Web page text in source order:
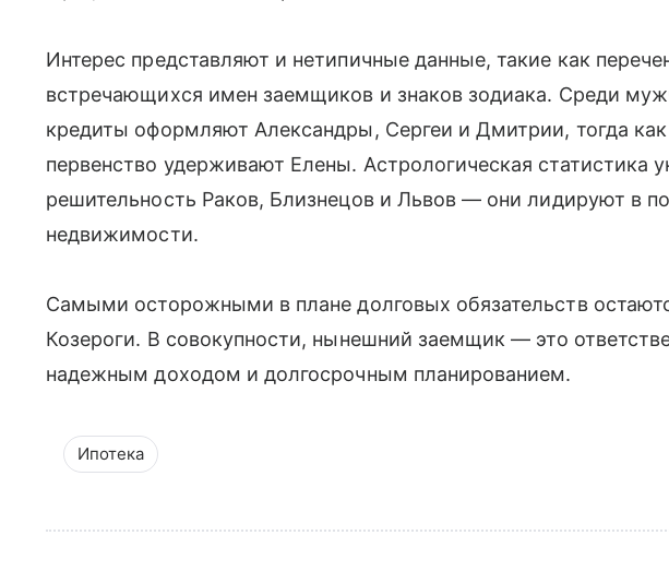
Интерес представляют и нетипичные данные, такие как
встречающихся имен заемщиков и знаков зодиака. Среди
кредиты оформляют Александры, Сергеи и Дмитрии, тогда
первенство удерживают Елены. Астрологическая статистика
решительность Раков, Близнецов и Львов — они лидируют в
недвижимости.
Самыми осторожными в плане долговых обязательств
Козероги. В совокупности, нынешний заемщик — это
надежным доходом и долгосрочным планированием.
Ипотека